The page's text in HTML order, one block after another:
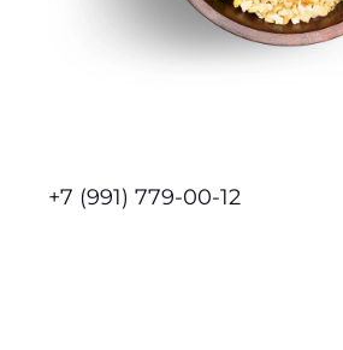
+7 (991) 779-00-12